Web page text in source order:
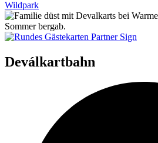
Wildpark
Deválkartbahn